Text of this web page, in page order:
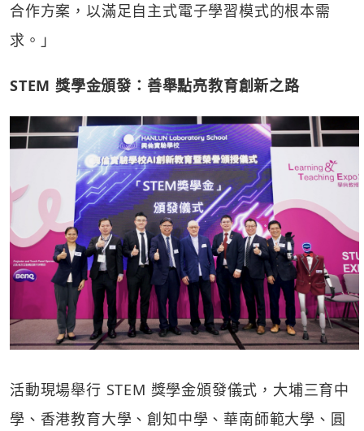
合作方案，以滿足自主式電子學習模式的根本需
求。」
STEM 獎學金頒發：善舉點亮教育創新之路
活動現場舉行 STEM 獎學金頒發儀式，大埔三育中
學、香港教育大學、創知中學、華南師範大學、圓